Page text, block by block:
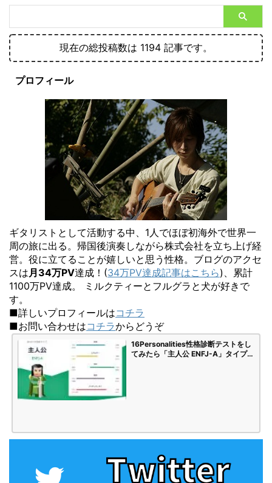
現在の総投稿数は 1194 記事です。
プロフィール
ギタリストとして活動する中、1人でほぼ初海外で世界一
周の旅に出る。帰国後演奏しながら株式会社を立ち上げ経
営。役に立てることが嬉しいと思う性格。ブログのアクセ
スは月34万PV達成！(34万PV達成記事はこちら)、累計
1100万PV達成。 ミルクティーとフルグラと犬が好きで
す。
■詳しいプロフィールはコチラ
■お問い合わせはコチラからどうぞ
16Personalities性格診断テストをし
てみたら「主人公 ENFJ-A」タイプで